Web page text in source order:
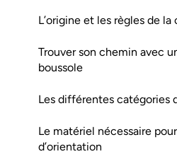
L’origine et les règles de la
Trouver son chemin avec
boussole
Les différentes catégories
Le matériel nécessaire
d’orientation